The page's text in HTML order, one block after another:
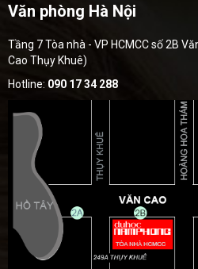
Văn phòng Hà Nội
Tầng 7 Tòa nhà - VP HCMCC số 2B
Cao Thụy Khuê)
Hotline: 090 17 34 288